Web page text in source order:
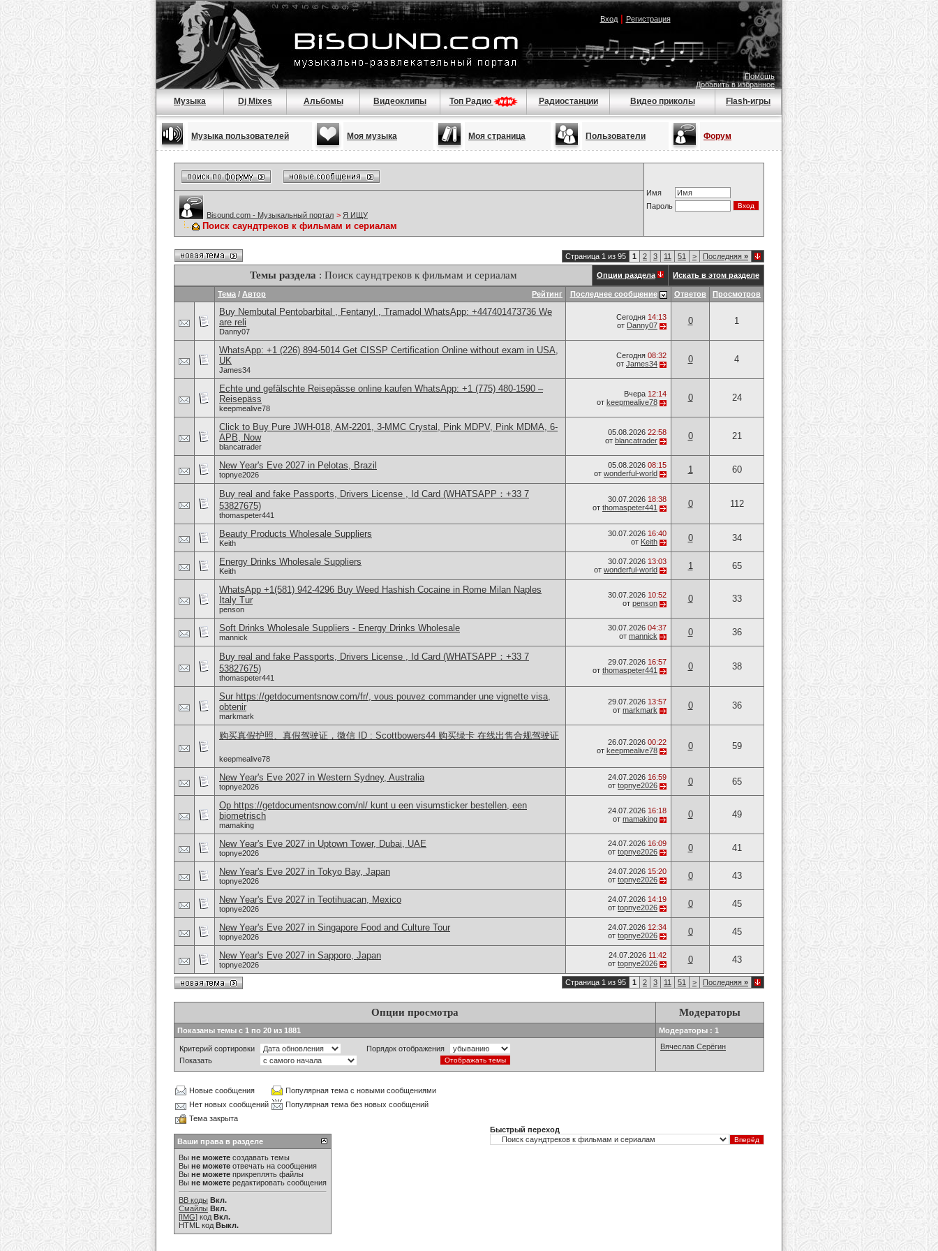
Вход| Регистрация
Помощь
Добавить в избранное
Музыка Dj Mixes Альбомы Видеоклипы Топ Радио Радиостанции Видео приколы Flash-игры
Музыка пользователей Моя музыка Моя страница Пользователи Форум
Имя
Пароль
Bisound.com - Музыкальный портал > Я ИЩУ
Поиск саундтреков к фильмам и сериалам
Страница 1 из 95 1 2 3 11 51 > Последняя »
Темы раздела : Поиск саундтреков к фильмам и сериалам Опции раздела Искать в этом разделе
Рейтинг
Тема / Автор Последнее сообщение Ответов Просмотров
Buy Nembutal Pentobarbital , Fentanyl , Tramadol WhatsApp: +447401473736 We
are reli
Danny07
Сегодня 14:13
от Danny07 0 1
WhatsApp: +1 (226) 894-5014​ Get CISSP Certification Online without exam in USA,
UK
James34
Сегодня 08:32
от James34 0 4
Echte und gefälschte Reisepässe online kaufen WhatsApp: +1 (775) 480-1590 –
Reisepäss
keepmealive78
Вчера 12:14
от keepmealive78 0 24
Click to Buy Pure JWH-018, AM-2201, 3-MMC Crystal, Pink MDPV, Pink MDMA, 6-
APB, Now
blancatrader
05.08.2026 22:58
от blancatrader 0 21
New Year's Eve 2027 in Pelotas, Brazil
topnye2026
05.08.2026 08:15
от wonderful-world 1 60
Buy real and fake Passports, Drivers License , Id Card (WHATSAPP：+33 7
53827675)
thomaspeter441
30.07.2026 18:38
от thomaspeter441 0 112
Beauty Products Wholesale Suppliers
Keith
30.07.2026 16:40
от Keith 0 34
Energy Drinks Wholesale Suppliers
Keith
30.07.2026 13:03
от wonderful-world 1 65
WhatsApp +1(581) 942-4296 Buy Weed Hashish Cocaine in Rome Milan Naples
Italy Tur
penson
30.07.2026 10:52
от penson 0 33
Soft Drinks Wholesale Suppliers - Energy Drinks Wholesale
mannick
30.07.2026 04:37
от mannick 0 36
Buy real and fake Passports, Drivers License , Id Card (WHATSAPP：+33 7
53827675)
thomaspeter441
29.07.2026 16:57
от thomaspeter441 0 38
Sur https://getdocumentsnow.com/fr/, vous pouvez commander une vignette visa,
obtenir
markmark
29.07.2026 13:57
от markmark 0 36
购买真假护照、真假驾驶证，微信 ID : Scottbowers44 购买绿卡 在线出售合规驾驶证
keepmealive78
26.07.2026 00:22
от keepmealive78 0 59
New Year's Eve 2027 in Western Sydney, Australia
topnye2026
24.07.2026 16:59
от topnye2026 0 65
Op https://getdocumentsnow.com/nl/ kunt u een visumsticker bestellen, een
biometrisch
mamaking
24.07.2026 16:18
от mamaking 0 49
New Year's Eve 2027 in Uptown Tower, Dubai, UAE
topnye2026
24.07.2026 16:09
от topnye2026 0 41
New Year's Eve 2027 in Tokyo Bay, Japan
topnye2026
24.07.2026 15:20
от topnye2026 0 43
New Year's Eve 2027 in Teotihuacan, Mexico
topnye2026
24.07.2026 14:19
от topnye2026 0 45
New Year's Eve 2027 in Singapore Food and Culture Tour
topnye2026
24.07.2026 12:34
от topnye2026 0 45
New Year's Eve 2027 in Sapporo, Japan
topnye2026
24.07.2026 11:42
от topnye2026 0 43
Страница 1 из 95 1 2 3 11 51 > Последняя »
Опции просмотра Модераторы
Показаны темы с 1 по 20 из 1881 Модераторы : 1
Критерий сортировки
Порядок отображения
Показать
Вячеслав Серёгин
Новые сообщения
Популярная тема с новыми сообщениями
Нет новых сообщений
Популярная тема без новых сообщений
Тема закрыта
Ваши права в разделе
Вы не можете создавать темы
Вы не можете отвечать на сообщения
Вы не можете прикреплять файлы
Вы не можете редактировать сообщения
BB коды Вкл.
Смайлы Вкл.
[IMG] код Вкл.
HTML код Выкл.
Быстрый переход